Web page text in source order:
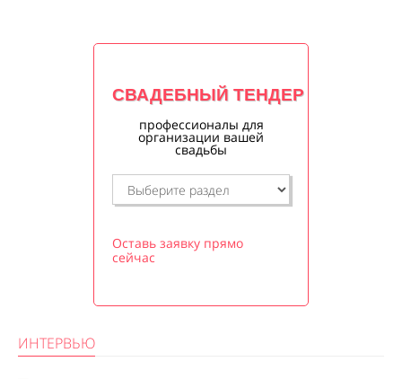
СВАДЕБНЫЙ ТЕНДЕР
профессионалы для
организации вашей
свадьбы
Оставь заявку прямо
сейчас
ИНТЕРВЬЮ